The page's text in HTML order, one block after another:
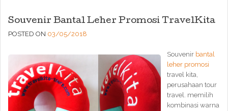
Souvenir Bantal Leher Promosi TravelKita
POSTED ON 03/05/2018
Souvenir bantal
leher promosi
travel kita,
perusahaan tour
travel. memilih
kombinasi warna